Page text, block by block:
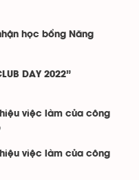
học bổng Năng
DAY 2022”
việc làm của công
việc làm của công